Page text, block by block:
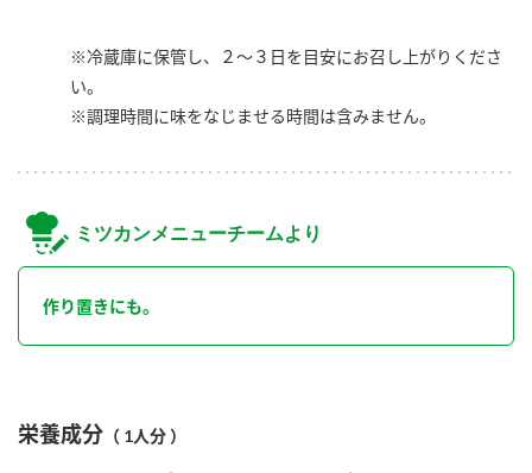
※冷蔵庫に保管し、２～３日を目安にお召し上がりくださ
い。
※調理時間に味をなじませる時間は含みません。
ミツカンメニューチームより
作り置きにも。
栄養成分 （ 1人分 ）